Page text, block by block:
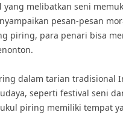
yang melibatkan seni
pesan-pesan
piring, para penari bisa
dalam tarian tradisional
seperti festival seni
piring memiliki tempat